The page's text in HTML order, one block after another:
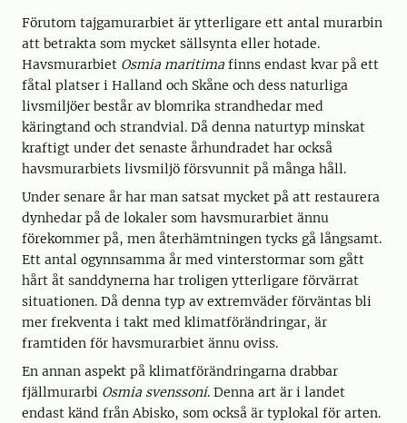
Förutom tajgamurarbiet är ytterligare ett antal murarbin
att betrakta som mycket sällsynta eller hotade.
Havsmurarbiet Osmia maritima finns endast kvar på ett
fåtal platser i Halland och Skåne och dess naturliga
livsmiljöer består av blomrika strandhedar med
käringtand och strandvial. Då denna naturtyp minskat
kraftigt under det senaste århundradet har också
havsmurarbiets livsmiljö försvunnit på många håll.
Under senare år har man satsat mycket på att restaurera
dynhedar på de lokaler som havsmurarbiet ännu
förekommer på, men återhämtningen tycks gå långsamt.
Ett antal ogynnsamma år med vinterstormar som gått
hårt åt sanddynerna har troligen ytterligare förvärrat
situationen. Då denna typ av extremväder förväntas bli
mer frekventa i takt med klimatförändringar, är
framtiden för havsmurarbiet ännu oviss.
En annan aspekt på klimatförändringarna drabbar
fjällmurarbi Osmia svenssoni. Denna art är i landet
endast känd från Abisko, som också är typlokal för arten.